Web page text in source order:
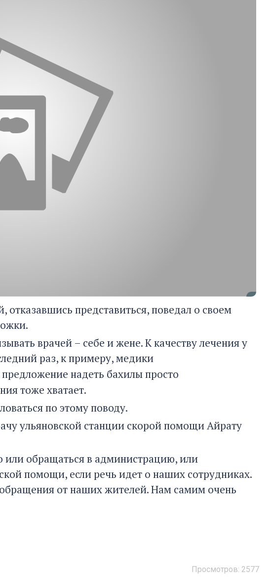
представиться, поведал о своем
врачей – себе и жене. К качеству лечения у
раз, к примеру, медики
надеть бахилы просто
тоже хватает.
по этому поводу.
ульяновской станции скорой помощи Айрату
или обращаться в администрацию, или
помощи, если речь идет о наших сотрудниках.
от наших жителей. Нам самим очень
Просмотров: 2577